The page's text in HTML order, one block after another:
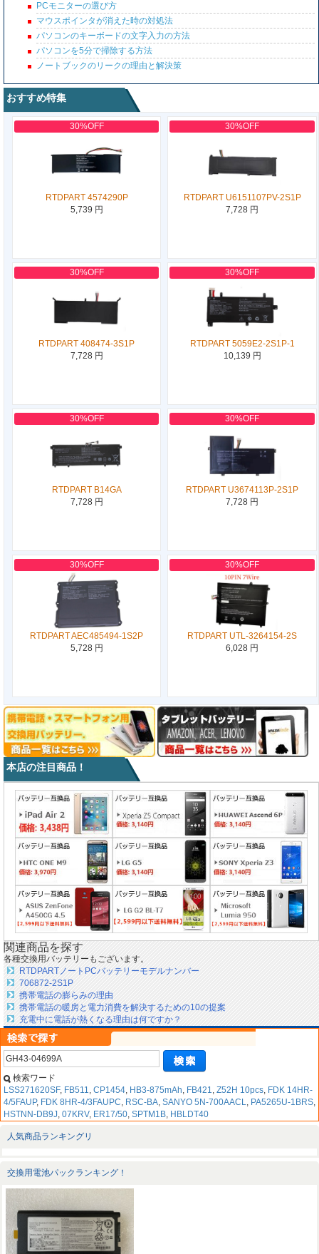
PCモニターの選び方
マウスポインタが消えた時の対処法
パソコンのキーボードの文字入力の方法
パソコンを5分で掃除する方法
ノートブックのリークの理由と解決策
おすすめ特集
30%OFF
RTDPART 4574290P
5,739 円
30%OFF
RTDPART U6151107PV-2S1P
7,728 円
30%OFF
RTDPART 408474-3S1P
7,728 円
30%OFF
RTDPART 5059E2-2S1P-1
10,139 円
30%OFF
RTDPART B14GA
7,728 円
30%OFF
RTDPART U3674113P-2S1P
7,728 円
30%OFF
RTDPART AEC485494-1S2P
5,728 円
30%OFF
RTDPART UTL-3264154-2S
6,028 円
本店の注目商品！
関連商品を探す
各種交換用バッテリーもございます。
RTDPARTノートPCバッテリーモデルナンバー
706872-2S1P
携帯電話の膨らみの理由
携帯電話の暖房と電力消費を解決するための10の提案
充電中に電話が熱くなる理由は何ですか？
検索ワード
LSS271620SF, FB511, CP1454, HB3-875mAh, FB421, Z52H 10pcs, FDK 14HR-
4/5FAUP, FDK 8HR-4/3FAUPC, RSC-BA, SANYO 5N-700AACL, PA5265U-1BRS,
HSTNN-DB9J, 07KRV, ER17/50, SPTM1B, HBLDT40
人気商品ランキングリ
交換用電池パックランキング！